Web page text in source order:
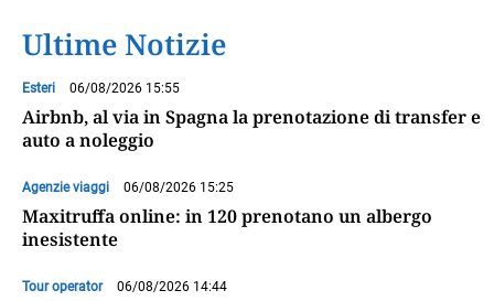
Ultime Notizie
Esteri 06/08/2026 15:55
Airbnb, al via in Spagna la prenotazione di transfer e
auto a noleggio
Agenzie viaggi 06/08/2026 15:25
Maxitruffa online: in 120 prenotano un albergo
inesistente
Tour operator 06/08/2026 14:44